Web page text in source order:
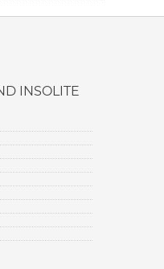
INSOLITE